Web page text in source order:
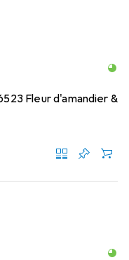
Fleur d'amandier &